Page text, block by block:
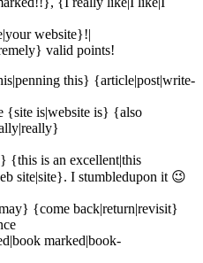
website}!|
valid points!
this} {article|post|write-
{site is|website is} {also
{this is an excellent|this
site|site}. I stumbledupon it 😉
{come back|return|revisit}
marked|book-